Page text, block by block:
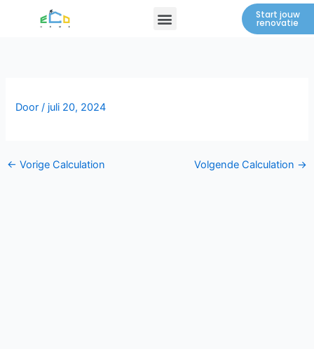
Menu Start jouw
renovatie
Door/ juli 20, 2024
← Vorige Calculation Volgende Calculation →